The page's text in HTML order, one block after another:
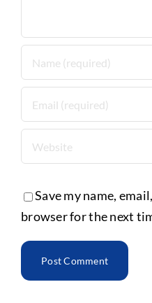
Save my name,
browser for the next